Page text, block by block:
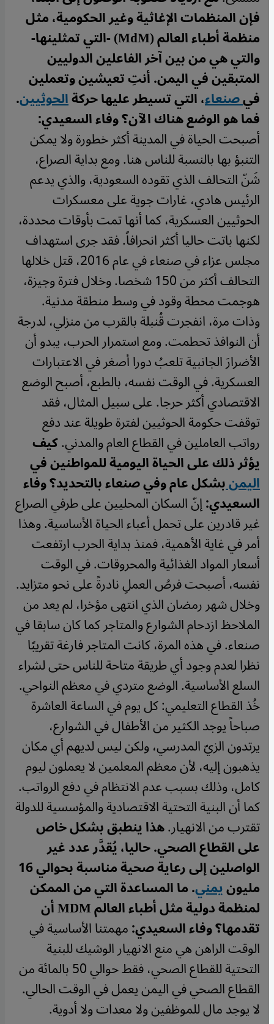
فإن المنظمات الإغاثية وغير الحكومية، مثل
منظمة أطباء العالم (MdM) -التي تمثلينها-
والتي هي من بين آخر الفاعلين الدوليين
المتبقين في اليمن. أنتِ تعيشين وتعملين
فيصنعاء، التي تسيطر عليها حركةالحوثيين.
فما هو الوضع هناك الآن؟وفاء السعيدي:
أصبحت الحياة في المدينة أكثر خطورة ولا يمكن
التنبؤ بها بالنسبة للناس هنا. ومع بداية الصراع،
شَنّ التحالف الذي تقوده السعودية، والذي يدعم
الرئيس هادي، غارات جوية على معسكرات
الحوثيين العسكرية، كما أنها تمت بأوقات محددة،
لكنها باتت حاليا أكثر انحرافاً. فقد جرى استهداف
مجلس عزاء في صنعاء في عام 2016، قتل خلالها
التحالف أكثر من 150 شخصا. وخلال فترة وجيزة،
هوجمت محطة وقود في وسط منطقة مدنية.
وذات مرة، انفجرت قُنبلة بالقرب من منزلي، لدرجة
أن النوافذ تحطمت. ومع استمرار الحرب، يبدو أن
الأضرارَ الجانبية تلعبُ دورا أصغر في الاعتبارات
العسكرية.في الوقت نفسه، بالطبع، أصبح الوضع
الاقتصادي أكثر حرجا. على سبيل المثال، فقد
توقفت حكومة الحوثيين لفترة طويلة عند دفع
رواتب العاملين في القطاع العام والمدني.كيف
يؤثر ذلك على الحياة اليومية للمواطنين في
اليمنبشكل عام وفي صنعاء بالتحديد؟وفاء
السعيدي:إنّ السكان المحليين على طرفي الصراع
غير قادرين على تحمل أعباء الحياة الأساسية. وهذا
أمر في غاية الأهمية، فمنذ بداية الحرب ارتفعت
أسعار المواد الغذائية والمحروقات. في الوقت
نفسه، أصبحت فرصُ العملِ نادرةً على نحو متزايد.
وخلال شهر رمضان الذي انتهى مؤخرا، لم يعد من
الملاحظ ازدحام الشوارع والمتاجر كما كان سابقا في
صنعاء.في هذه المرة، كانت المتاجر فارغة تقريبًا
نظرا لعدم وجود أي طريقة متاحة للناس حتى لشراء
السلع الأساسية. الوضع متردي في معظم النواحي.
خُذ القطاع التعليمي: كل يوم في الساعة العاشرة
صباحاً يوجد الكثير من الأطفال في الشوارع،
يرتدون الزيّ المدرسي، ولكن ليس لديهم أي مكان
يذهبون إليه، لأن معظم المعلمين لا يعملون ليوم
كامل، وذلك بسبب عدم الانتظام في دفع الرواتب.
كما أن البنية التحتية الاقتصادية والمؤسسية للدولة
تقترب من الانهيار.هذا ينطبق بشكل خاص
على القطاع الصحي. حاليا، يُقدَّر عدد غير
الواصلين إلى رعاية صحية مناسبة بحوالي 16
مليونيمني. ما المساعدة التي من الممكن
لمنظمة دولية مثل أطباء العالم MDM أن
تقدمها؟وفاء السعيدي:مهمتنا الأساسية في
الوقت الراهن هي منع الانهيار الوشيك للبنية
التحتية للقطاع الصحي، فقط حوالي 50 بالمائة من
القطاع الصحي في اليمن يعمل في الوقت الحالي.
لا يوجد مال للموظفين ولا معدات ولا أدوية.